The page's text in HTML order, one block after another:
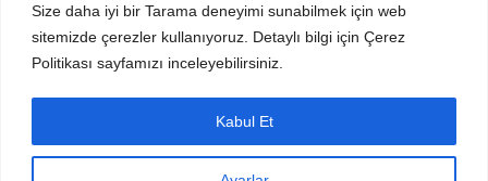
Size daha iyi bir Tarama deneyimi sunabilmek için web
sitemizde çerezler kullanıyoruz. Detaylı bilgi için Çerez
Politikası sayfamızı inceleyebilirsiniz.
Kabul Et
Sitemizden Son sürüm Program, Android Uygulama, Android Oyun, Apk
Dosyalarını indirip güvenle bilgisayar ve cep telefonlarınızda kullanabilirsiniz.